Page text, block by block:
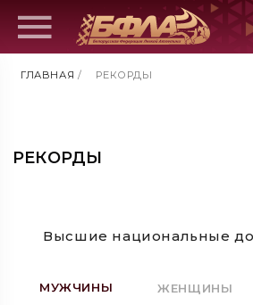
ГЛАВНАЯ / РЕКОРДЫ
РЕКОРДЫ
Высшие национальные
МУЖЧИНЫ ЖЕНЩИНЫ